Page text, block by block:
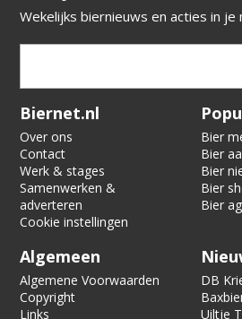
Wekelijks biernieuws en acties in je
Verification code:
Biernet.nl
Over ons
Contact
Werk & stages
Samenwerken &
adverteren
Cookie instellingen
Bier
Bier
Bier
Bier
Bier
Algemeen
Algemene Voorwaarden
Copyright
Links
DB
Strata
Uiltje